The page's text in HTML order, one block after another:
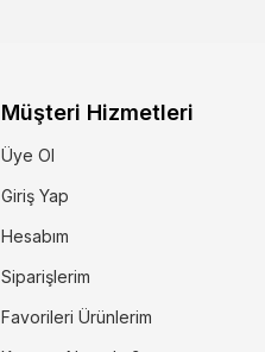
Müşteri Hizmetleri
Üye Ol
Giriş Yap
Hesabım
Siparişlerim
Favorileri Ürünlerim